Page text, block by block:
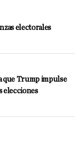
electorales
que Trump impulse
elecciones